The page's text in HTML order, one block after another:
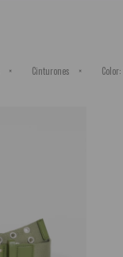
Cinturones Color: